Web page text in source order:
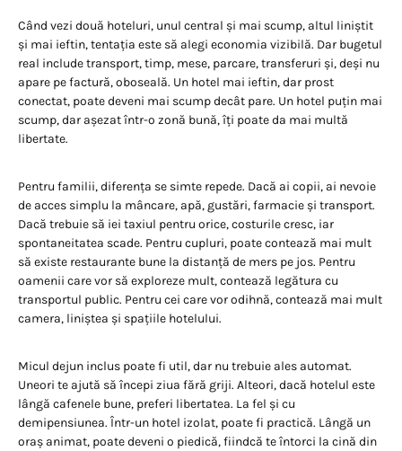
Când vezi două hoteluri, unul central și mai scump, altul liniștit
și mai ieftin, tentația este să alegi economia vizibilă. Dar bugetul
real include transport, timp, mese, parcare, transferuri și, deși nu
apare pe factură, oboseală. Un hotel mai ieftin, dar prost
conectat, poate deveni mai scump decât pare. Un hotel puțin mai
scump, dar așezat într-o zonă bună, îți poate da mai multă
libertate.
Pentru familii, diferența se simte repede. Dacă ai copii, ai nevoie
de acces simplu la mâncare, apă, gustări, farmacie și transport.
Dacă trebuie să iei taxiul pentru orice, costurile cresc, iar
spontaneitatea scade. Pentru cupluri, poate contează mai mult
să existe restaurante bune la distanță de mers pe jos. Pentru
oamenii care vor să exploreze mult, contează legătura cu
transportul public. Pentru cei care vor odihnă, contează mai mult
camera, liniștea și spațiile hotelului.
Micul dejun inclus poate fi util, dar nu trebuie ales automat.
Uneori te ajută să începi ziua fără griji. Alteori, dacă hotelul este
lângă cafenele bune, preferi libertatea. La fel și cu
demipensiunea. Într-un hotel izolat, poate fi practică. Lângă un
oraș animat, poate deveni o piedică, fiindcă te întorci la cină din